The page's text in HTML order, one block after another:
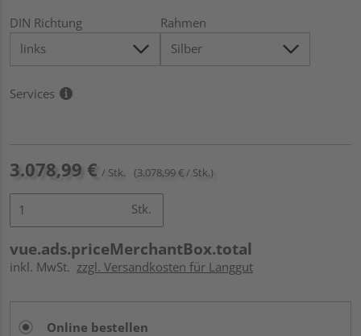
DIN Richtung Rahmen
Services
3.078,99 € / Stk. (3.078,99 € / Stk.)
Stk.
vue.ads.priceMerchantBox.total
inkl. MwSt. zzgl. Versandkosten für Langgut
Online bestellen